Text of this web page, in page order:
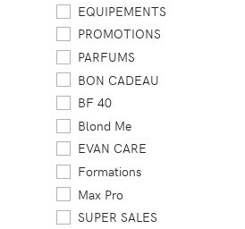
EQUIPEMENTS
PROMOTIONS
PARFUMS
BON CADEAU
BF 40
Blond Me
EVAN CARE
Formations
Max Pro
SUPER SALES